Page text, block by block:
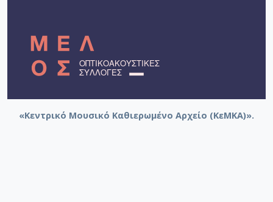
«Κεντρικό Μουσικό Καθιερωμένο Αρχείο (ΚεΜΚΑ)».